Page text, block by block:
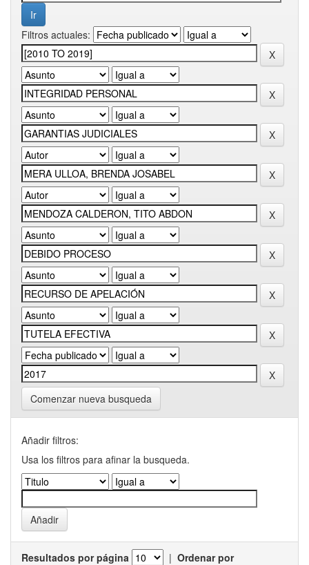
Filtros actuales:
Comenzar nueva busqueda
Añadir filtros:
Usa los filtros para afinar la busqueda.
Resultados por página | Ordenar por